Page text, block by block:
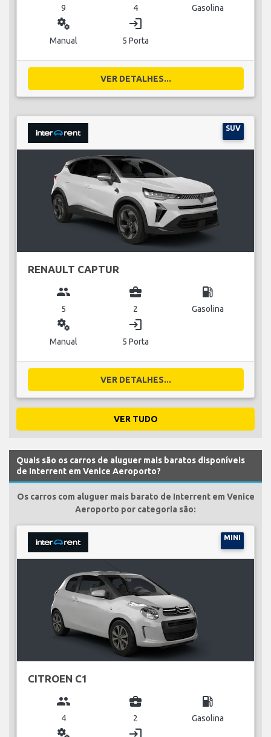
9 4 Gasolina
miscellaneous_services
Manual
login
5 Porta
VER DETALHES...
SUV
RENAULT CAPTUR
group
5
business_center
2
local_gas_station
Gasolina
miscellaneous_services
Manual
login
5 Porta
VER DETALHES...
VER TUDO
Quais são os carros de aluguer mais baratos disponíveis
de Interrent em Venice Aeroporto?
Os carros com aluguer mais barato de Interrent em Venice
Aeroporto por categoria são:
MINI
CITROEN C1
group
4
business_center
2
local_gas_station
Gasolina
miscellaneous_services login